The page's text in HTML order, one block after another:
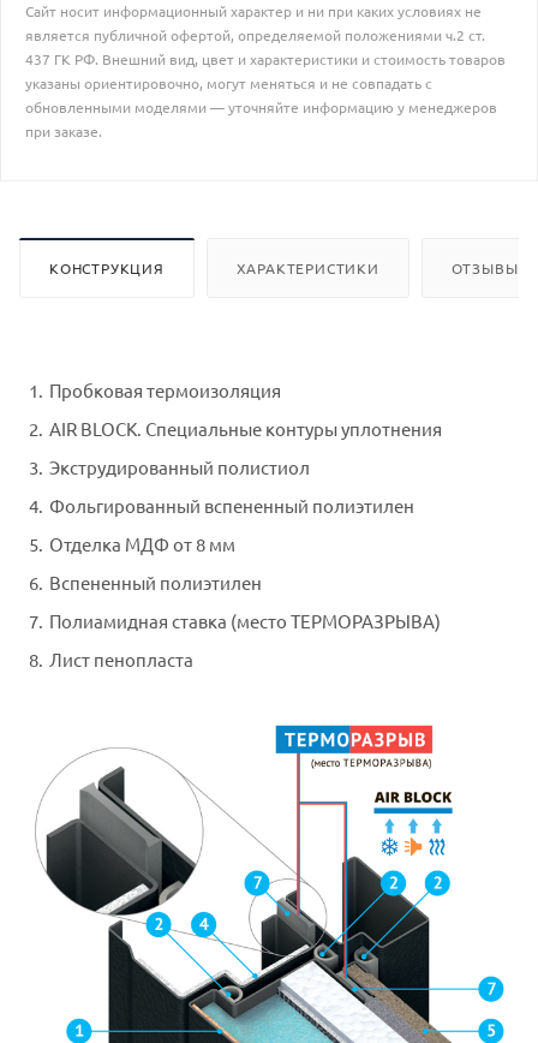
Сайт носит информационный характер и ни при каких условиях не
является публичной офертой, определяемой положениями ч.2 ст.
437 ГК РФ. Внешний вид, цвет и характеристики и стоимость товаров
указаны ориентировочно, могут меняться и не совпадать с
обновленными моделями — уточняйте информацию у менеджеров
при заказе.
КОНСТРУКЦИЯ ХАРАКТЕРИСТИКИ ОТЗЫВЫ
Пробковая термоизоляция
AIR BLOCK. Специальные контуры уплотнения
Экструдированный полистиол
Фольгированный вспененный полиэтилен
Отделка МДФ от 8 мм
Вспененный полиэтилен
Полиамидная ставка (место ТЕРМОРАЗРЫВА)
Лист пенопласта